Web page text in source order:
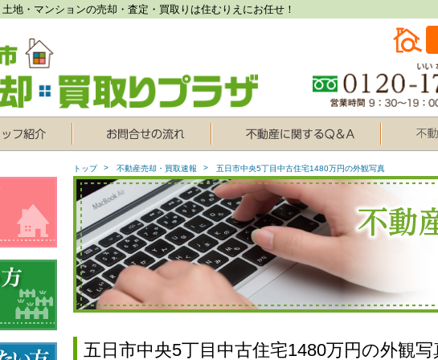
地・マンションの売却・査定・買取りは住むりえにお任せ！
トップ 不動産売却・買取速報 五日市中央5丁目中古住宅1480万円の外観写真
五日市中央5丁目中古住宅1480万円の外観写